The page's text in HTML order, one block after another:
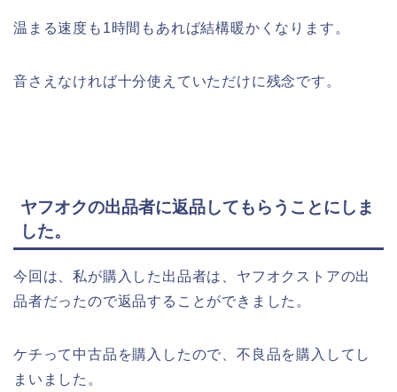
温まる速度も1時間もあれば結構暖かくなります。
音さえなければ十分使えていただけに残念です。
ヤフオクの出品者に返品してもらうことにしま
した。
今回は、私が購入した出品者は、ヤフオクストアの出
品者だったので返品することができました。
ケチって中古品を購入したので、不良品を購入してし
まいました。